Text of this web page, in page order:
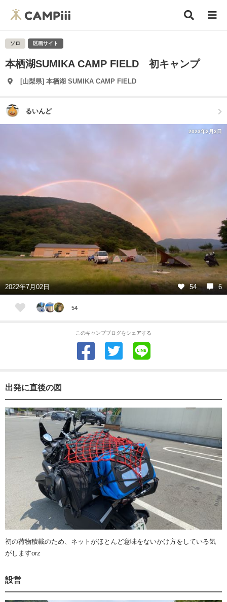
ソロ 区画サイト
本栖湖SUMIKA CAMP FIELD 初キャンプ
[山梨県] 本栖湖 SUMIKA CAMP FIELD
るいんど
2023年2月3日
2022年7月02日 54 6
54
このキャンプブログをシェアする
出発に直後の図
初の荷物積載のため、ネットがほとんど意味をないかけ方をしている気
がしますorz
設営